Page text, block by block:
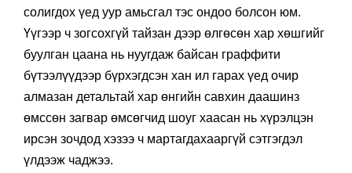
солигдох үед уур амьсгал тэс ондоо болсон юм.
Үүгээр ч зогсохгүй тайзан дээр өлгөсөн хар хөшгийг
буулган цаана нь нуугдаж байсан граффити
бүтээлүүдээр бүрхэгдсэн хан ил гарах үед очир
алмазан детальтай хар өнгийн савхин даашинз
өмссөн загвар өмсөгчид шоуг хаасан нь хүрэлцэн
ирсэн зочдод хэзээ ч мартагдахааргүй сэтгэгдэл
үлдээж чаджээ.